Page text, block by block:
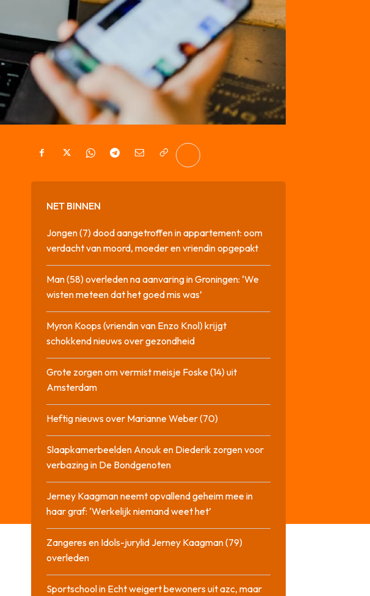
NET BINNEN
Jongen (7) dood aangetroffen in appartement: oom
verdacht van moord, moeder en vriendin opgepakt
Man (58) overleden na aanvaring in Groningen: ‘We
wisten meteen dat het goed mis was’
Myron Koops (vriendin van Enzo Knol) krijgt
schokkend nieuws over gezondheid
Grote zorgen om vermist meisje Foske (14) uit
Amsterdam
Heftig nieuws over Marianne Weber (70)
Slaapkamerbeelden Anouk en Diederik zorgen voor
verbazing in De Bondgenoten
Jerney Kaagman neemt opvallend geheim mee in
haar graf: ‘Werkelijk niemand weet het’
Zangeres en Idols-jurylid Jerney Kaagman (79)
overleden
Sportschool in Echt weigert bewoners uit azc, maar